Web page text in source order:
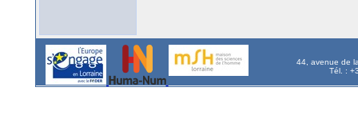
44, avenue de
Tél. :